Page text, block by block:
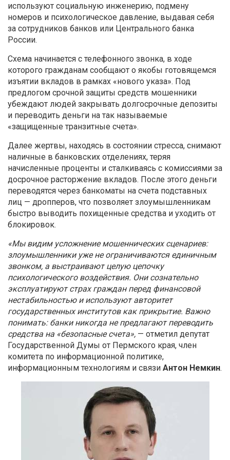
используют социальную инженерию, подмену
номеров и психологическое давление, выдавая себя
за сотрудников банков или Центрального банка
России.
Схема начинается с телефонного звонка, в ходе
которого гражданам сообщают о якобы готовящемся
изъятии вкладов в рамках «нового указа». Под
предлогом срочной защиты средств мошенники
убеждают людей закрывать долгосрочные депозиты
и переводить деньги на так называемые
«защищенные транзитные счета».
Далее жертвы, находясь в состоянии стресса, снимают
наличные в банковских отделениях, теряя
начисленные проценты и сталкиваясь с комиссиями за
досрочное расторжение вкладов. После этого деньги
переводятся через банкоматы на счета подставных
лиц — дропперов, что позволяет злоумышленникам
быстро выводить похищенные средства и уходить от
блокировок.
«Мы видим усложнение мошеннических сценариев:
злоумышленники уже не ограничиваются единичным
звонком, а выстраивают целую цепочку
психологического воздействия. Они сознательно
эксплуатируют страх граждан перед финансовой
нестабильностью и используют авторитет
государственных институтов как прикрытие. Важно
понимать: банки никогда не предлагают переводить
средства на «безопасные счета», — отметил депутат
Государственной Думы от Пермского края, член
комитета по информационной политике,
информационным технологиям и связи Антон Немкин.